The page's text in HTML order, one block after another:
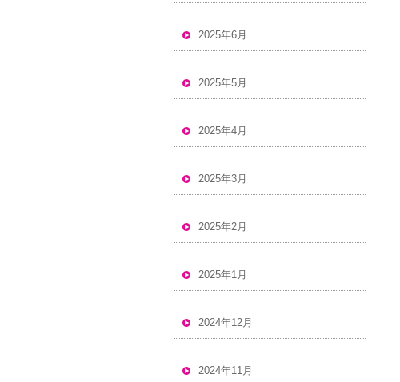
2025年6月
2025年5月
2025年4月
2025年3月
2025年2月
2025年1月
2024年12月
2024年11月